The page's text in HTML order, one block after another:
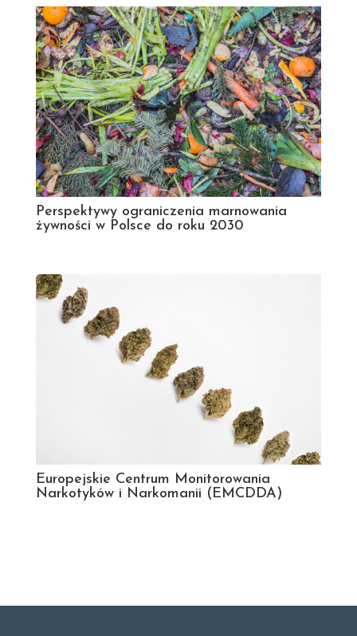
Perspektywy ograniczenia marnowania
żywności w Polsce do roku 2030
Europejskie Centrum Monitorowania
Narkotyków i Narkomanii (EMCDDA)